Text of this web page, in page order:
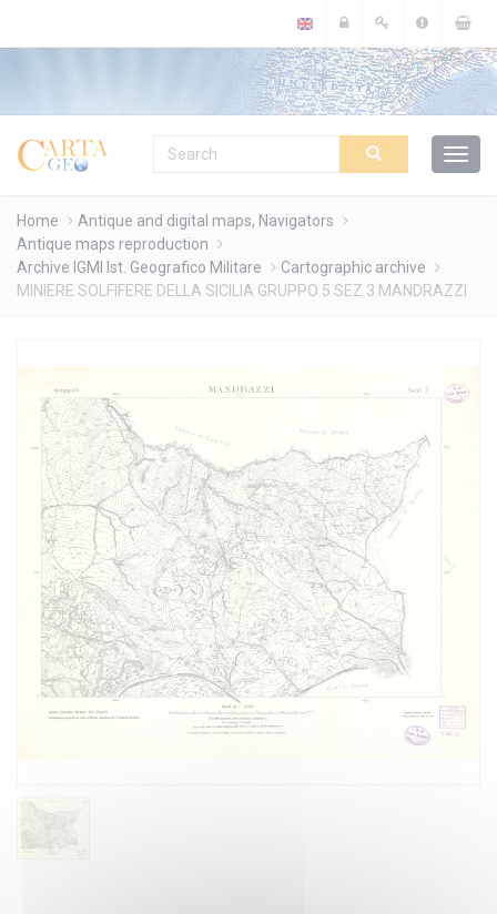
Home
Antique and digital maps, Navigators
Antique maps reproduction
Archive IGMI Ist. Geografico Militare
Cartographic archive
MINIERE SOLFIFERE DELLA SICILIA GRUPPO 5 SEZ 3 MANDRAZZI